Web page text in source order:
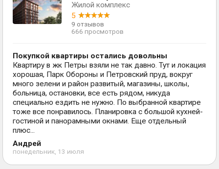
Жилой комплекс
5
9 отзывов
666 просмотров
Покупкой квартиры остались довольны
Квартиру в жк Петры взяли не так давно. Тут и локация
хорошая, Парк Обороны и Петровский пруд, вокруг
много зелени и район развитый, магазины, школы,
больница, остановки, все есть рядом, никуда
специально ездить не нужно. По выбранной квартире
тоже все понравилось. Планировка с большой кухней-
гостиной и панорамными окнами. Еще отдельный
плюс...
Андрей
понедельник, 13 июля